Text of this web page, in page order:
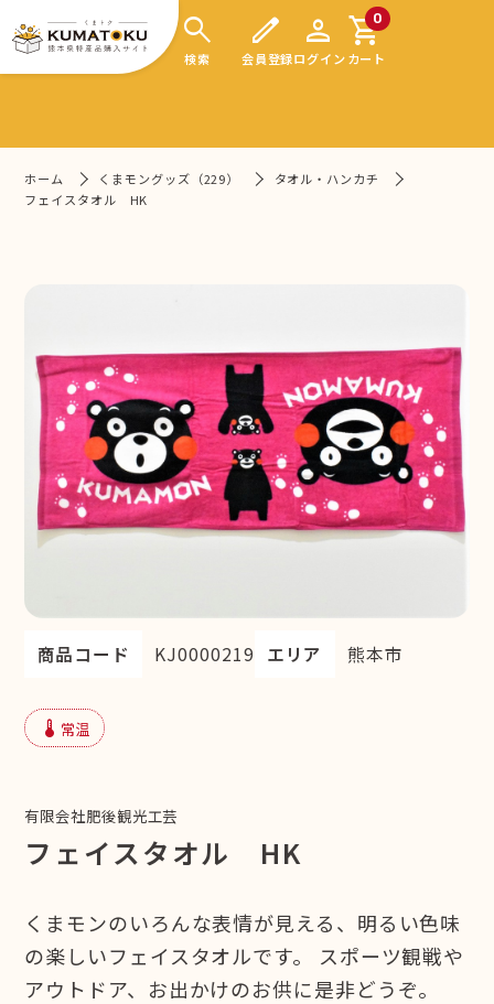
search
検索
edit
会員登録
person
ログイン
0
shopping_cart
カート
ホーム くまモングッズ（229）
タオル・ハンカチ
フェイスタオル HK
商品コード KJ0000219 エリア 熊本市
device_thermostat 常温
有限会社肥後観光工芸
フェイスタオル HK
くまモンのいろんな表情が見える、明るい色味
の楽しいフェイスタオルです。 スポーツ観戦や
アウトドア、お出かけのお供に是非どうぞ。